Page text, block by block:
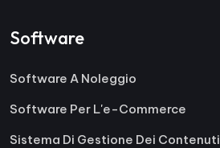
Software
Software A Noleggio
Software Per L'e-Commerce
Sistema Di Gestione Dei Contenuti